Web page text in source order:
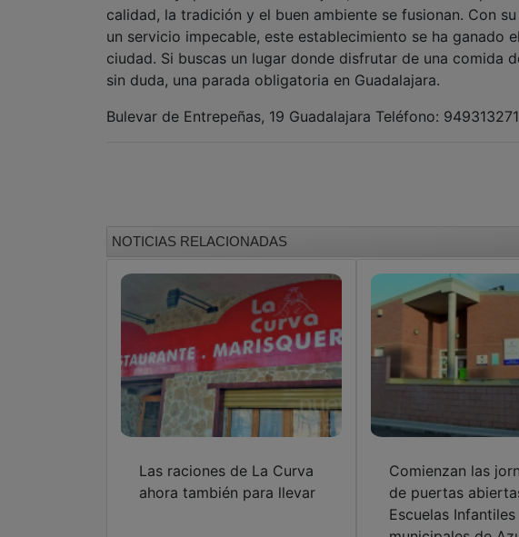
calidad, la tradición y el buen ambiente se fusionan. Con
un servicio impecable, este establecimiento se ha ganado
ciudad. Si buscas un lugar donde disfrutar de una comida
sin duda, una parada obligatoria en Guadalajara.
Bulevar de Entrepeñas, 19 Guadalajara Teléfono: 949313271
NOTICIAS RELACIONADAS
Las raciones de La Curva
ahora también para llevar
Comienzan las
de puertas
Escuelas Infantiles